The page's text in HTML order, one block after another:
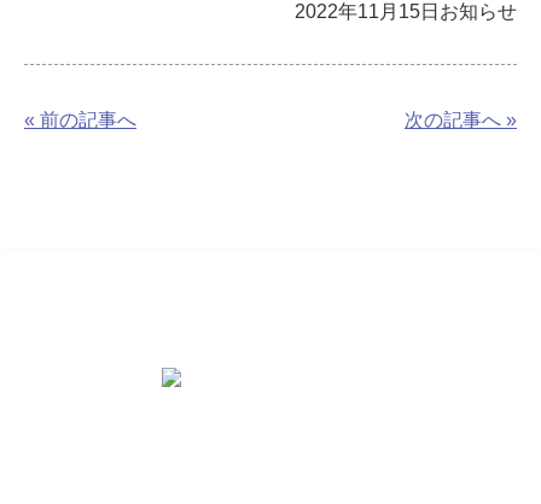
2022年11月15日 お知らせ
« 前の記事へ 次の記事へ »